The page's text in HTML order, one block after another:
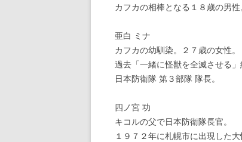
カフカの相棒となる１８歳の男性
亜白 ミナ
カフカの幼馴染。２７歳の女性。
過去「一緒に怪獣を全滅させる」
日本防衛隊 第３部隊 隊長。
四ノ宮 功
キコルの父で日本防衛隊長官。
１９７２年に札幌市に出現した